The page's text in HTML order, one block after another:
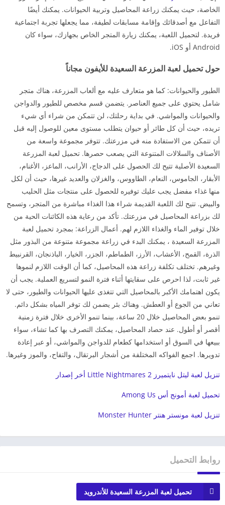
الخاصة، حيث يمكنك زراعة المحاصيل وتربية الحيوانات. يمكنك أيضًا
التفاعل مع أصدقائك وإقامة مسابقات لطيفة، مما يجعلها تجربة اجتماعية
فريدة. لتحميل اللعبة، يمكنك زيارة المتجر الخاص بجهازك، سواء كان
Android أو iOS.
حول تحميل لعبة المزرعة السعيدة للأيفون مجاناً
الطيور والحيوانات: كما هو متعارف عليه مع ألعاب المزرعة، هناك متجر
شامل يحتوي على جميع العناصر. يتضمن قسم مخصص للطيور والدواجن
والحيوانات والمواشي. في بداية رحلتك، لن تتمكن من شراء أي شيء
تريده، حيث أن كل طائر أو حيوان يتطلب مستوى معين للوصول إليه قبل
أن تتمكن من الاستفادة منه في مزرعتك. تتوفر مجموعة واسعة من
الأصناف والسلالات المتنوعة التي يصعب حصرها. تحميل لعبة المزرعة
السعيدة الأصلية تتيح لك الحصول على الدجاج، الأرانب، الماعز، الأغنام،
الأبقار، الجاموس، النعام، الطاووس، والغزلان والعديد غيرها، حيث أن لكل
منها غذاء مفضل يجب عليك توفيره للحصول على منتجات مثل الحليب
والبيض. تتيح لك اللعبة القديمة شراء هذا الغذاء مباشرة من المتجر، وتسمح
لك بزراعة المحاصيل في مزرعتك. تأكد من رعاية هذه الكائنات الحية من
خلال توفير الماء والغذاء اللازم لهم. أعمال الزراعة: بمجرد تحميل​ لعبة
المزرعة السعيدة ، يمكنك البدء في زراعة مجموعة متنوعة من البذور مثل
الذرة، القمح، الأعشاب، الأرز، الطماطم، الجزر، الخيار، الباذنجان، القرنبيط
وغيرهم. تختلف تكلفة زراعة هذه المحاصيل، كما أن الوقت اللازم لنموها
غير ثابت، لذا احرص على سقايتها أثناء فترة النمو لتسريع العملية. يجب أن
يكون اهتمامك الأكبر بالمحاصيل التي تتغذى عليها الحيوانات والطيور، حتى لا
تعاني من الجوع أو العطش. وهناك بئر يضمن لك توفر المياه بشكل دائم.
تنمو بعض المحاصيل خلال 20 ساعة، بينما تنمو الأخرى خلال فترة زمنية
أقصر أو أطول. عند حصاد المحاصيل، يمكنك التصرف بها كما تشاء، سواء
ببيعها في السوق أو استخدامها كطعام للدواجن والمواشي، أو عبر إعادة
تدويرها. اجمع الفواكه المختلفة من أشجار البرتقال، والتفاح، والموز وغيرها.
تنزيل لعبة ليتل نايتميرز 2 Little Nightmares أخر إصدار
تحميل لعبة أمونج أس Among Us
تنزيل لعبة مونستر هنتر Monster Hunter
روابط التحميل
تحميل لعبة المزرعة السعيدة للأندرويد